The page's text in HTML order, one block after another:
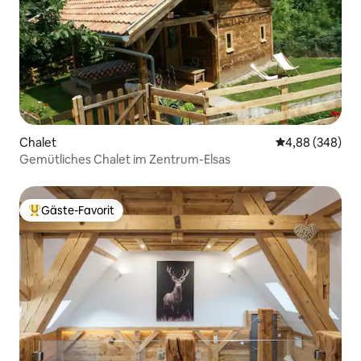
Chalet
4,88 (348)
Gemütliches Chalet im Zentrum-Elsas
Beliebter Gäste-Favorit.
Gäste-Favorit